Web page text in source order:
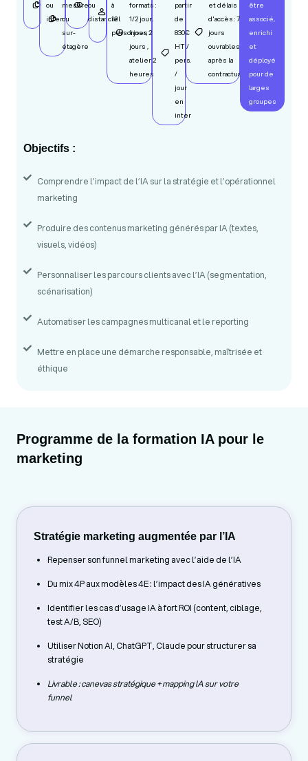
ou
inter
mesure
ou
sur-
étagère
ou
distanciel
à
12
personnes
formats :
1/2 jour,
1 jour, 2
jours ,
atelier 2
heures
partir
de
830€
HT /
pers.
/
jour
en
inter
et délais
d'accès : 7
jours
ouvrables
après la
contractualisation
être
associé,
enrichi
et
déployé
pour de
larges
groupes
Objectifs :
Comprendre l’impact de l’IA sur la stratégie et l’opérationnel
marketing
Produire des contenus marketing générés par IA (textes,
visuels, vidéos)
Personnaliser les parcours clients avec l’IA (segmentation,
scénarisation)
Automatiser les campagnes multicanal et le reporting
Mettre en place une démarche responsable, maîtrisée et
éthique
Programme de la formation IA pour le
marketing
Stratégie marketing augmentée par l’IA
Repenser son funnel marketing avec l’aide de l’IA
Du mix 4P aux modèles 4E : l’impact des IA génératives
Identifier les cas d’usage IA à fort ROI (content, ciblage,
test A/B, SEO)
Utiliser Notion AI, ChatGPT, Claude pour structurer sa
stratégie
Livrable : canevas stratégique + mapping IA sur votre
funnel